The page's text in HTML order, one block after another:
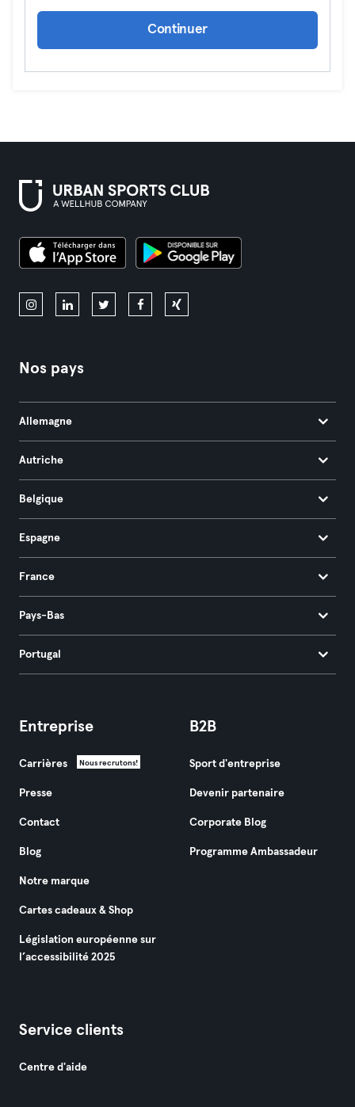
Continuer
Nos pays
Allemagne
Autriche
Belgique
Espagne
France
Pays-Bas
Portugal
Entreprise
Carrières Nous recrutons!
Presse
Contact
Blog
Notre marque
Cartes cadeaux & Shop
Législation européenne sur
l’accessibilité 2025
B2B
Sport d'entreprise
Devenir partenaire
Corporate Blog
Programme Ambassadeur
Service clients
Centre d'aide